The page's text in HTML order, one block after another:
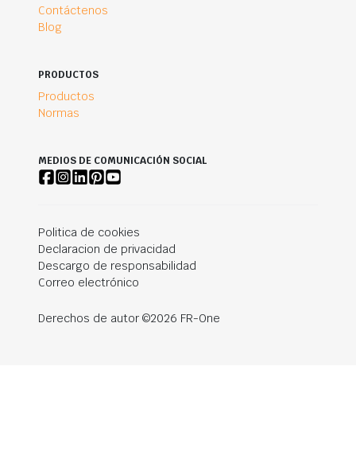
Contáctenos
Blog
PRODUCTOS
Productos
Normas
MEDIOS DE COMUNICACIÓN SOCIAL
Politica de cookies
Declaracion de privacidad
Descargo de responsabilidad
Correo electrónico
Derechos de autor ©2026 FR-One